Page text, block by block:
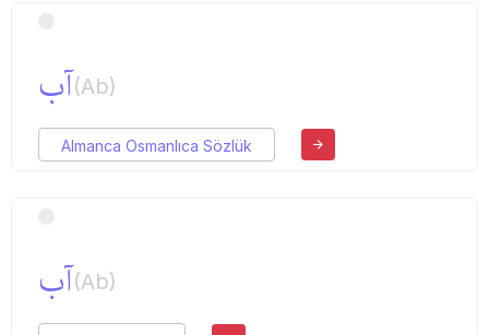
آب(Ab)
Almanca Osmanlıca Sözlük
آب(Ab)